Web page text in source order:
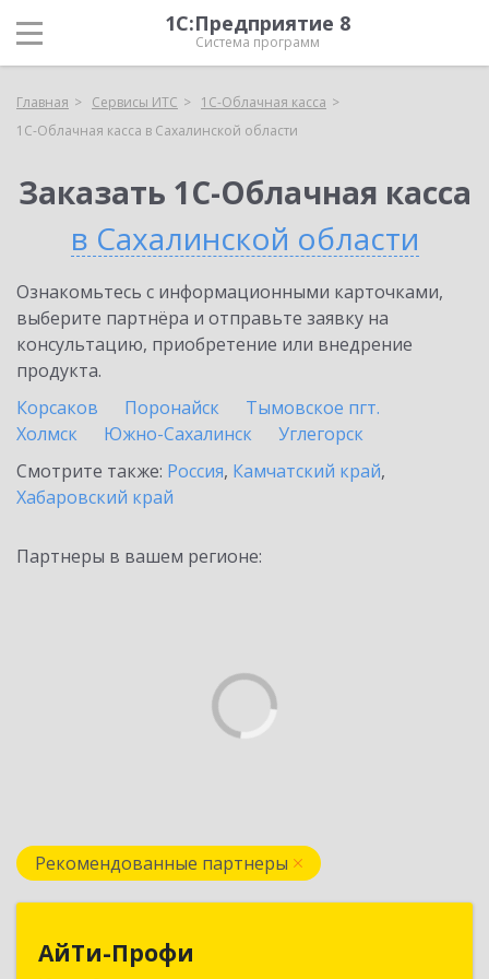
1С:Предприятие 8
Система программ
Главная Сервисы ИТС
1С-Облачная касса
1С-Облачная касса в Сахалинской области
Заказать 1С-Облачная касса
в Сахалинской области
Ознакомьтесь с информационными карточками,
выберите партнёра и отправьте заявку на
консультацию, приобретение или внедрение
продукта.
Корсаков
Поронайск
Тымовское пгт.
Холмск
Южно-Сахалинск
Углегорск
Смотрите также: Россия, Камчатский край,
Хабаровский край
Партнеры в вашем регионе:
Рекомендованные партнеры
АйТи-Профи